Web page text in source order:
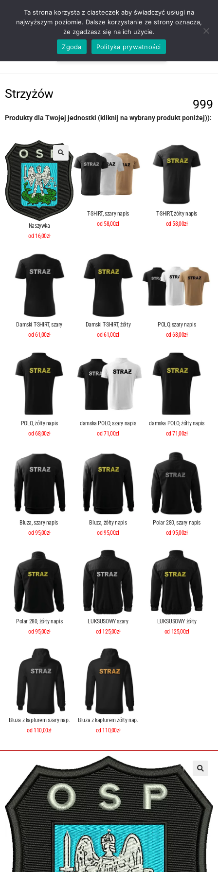
ZADZWOŃ TEL. 600 352 938
Strzyżów
999
Produkty dla Twojej jednostki (kliknij na wybrany produkt poniżej)):
Naszywka
od 16,00zł
T-SHIRT, szary napis
od 58,00zł
T-SHIRT, żółty napis
od 58,00zł
Damski T-SHIRT, szary
od 61,00zł
Damski T-SHIRT, żółty
od 61,00zł
POLO, szary napis
od 68,00zł
POLO, żółty napis
od 68,00zł
damska POLO, szary napis
od 71,00zł
damska POLO, żółty napis
od 71,00zł
Bluza, szary napis
od 95,00zł
Bluza, żółty napis
od 95,00zł
Polar 280, szary napis
od 95,00zł
Polar 280, żółty napis
od 95,00zł
LUKSUSOWY szary
od 125,00zł
LUKSUSOWY żółty
od 125,00zł
Bluza z kapturem szary nap.
od 110,00zł
Bluza z kapturem żółty nap.
od 110,00zł
Ta strona korzysta z ciasteczek aby świadczyć usługi na
najwyższym poziomie. Dalsze korzystanie ze strony oznacza,
że zgadzasz się na ich użycie.
Zgoda
Polityka prywatności